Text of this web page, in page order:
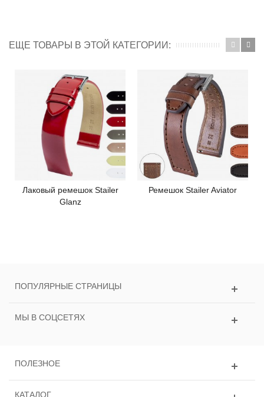
ЕЩЕ ТОВАРЫ В ЭТОЙ КАТЕГОРИИ:
Лаковый ремешок Stailer
Glanz
Ремешок Stailer Aviator
ПОПУЛЯРНЫЕ СТРАНИЦЫ
МЫ В СОЦСЕТЯХ
ПОЛЕЗНОЕ
КАТАЛОГ